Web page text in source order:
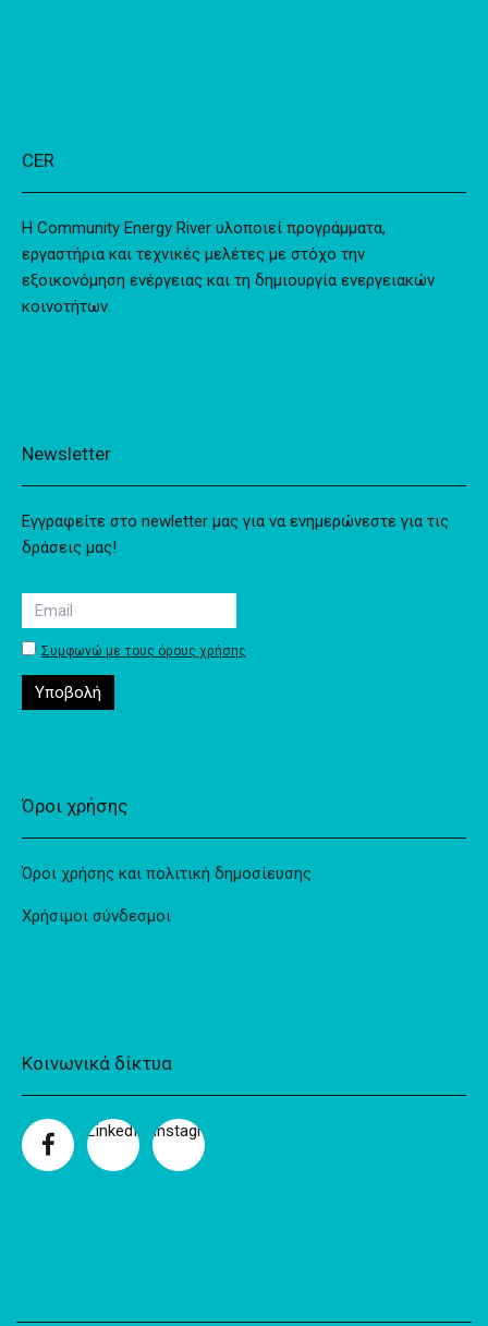
CER
Η Community Energy River υλοποιεί προγράμματα,
εργαστήρια και τεχνικές μελέτες με στόχο την
εξοικονόμηση ενέργειας και τη δημιουργία ενεργειακών
κοινοτήτων.
Newsletter
Εγγραφείτε στο newletter μας για να ενημερώνεστε για τις
δράσεις μας!
Συμφωνώ με τους όρους χρήσης
Όροι χρήσης
Όροι χρήσης και πολιτική δημοσίευσης
Χρήσιμοι σύνδεσμοι
Κοινωνικά δίκτυα
LinkedIn Instagram